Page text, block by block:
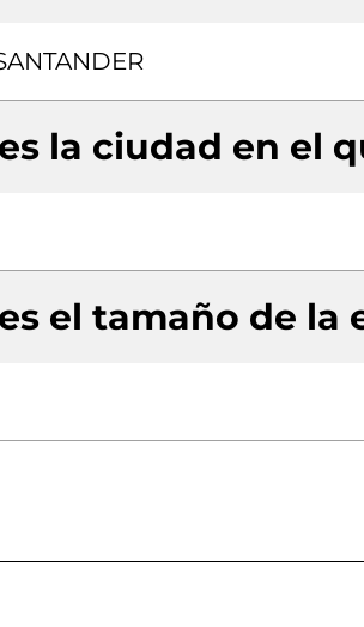
la ciudad en el
el tamaño de la